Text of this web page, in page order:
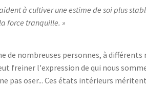
à cultiver une estime de soi plus
force tranquille.
de nombreuses personnes, à
freiner l'expression de qui nous
pas oser... Ces états intérieurs